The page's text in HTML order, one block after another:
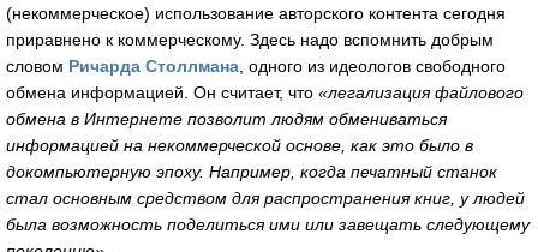
(некоммерческое) использование авторского контента сегодня
приравнено к коммерческому. Здесь надо вспомнить добрым
словом Ричарда Столлмана , одного из идеологов свободного
обмена информацией. Он считает, что «легализация файлового
обмена в Интернете позволит людям обмениваться
информацией на некоммерческой основе, как это было в
докомпьютерную эпоху. Например, когда печатный станок
стал основным средством для распространения книг, у людей
была возможность поделиться ими или завещать следующему